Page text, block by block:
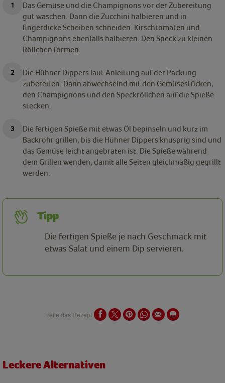
Das Gemüse und die Champignons vor der Zubereitung
gut waschen. Dann die Zucchini halbieren und in
fingerdicke Scheiben schneiden. Kirschtomaten und
Champignons ebenfalls halbieren. Den Speck zu kleinen
Röllchen formen.
Die Hühner Dippers laut Anleitung auf der Packung
zubereiten. Dann abwechselnd mit den Gemüsestücken,
den Champignons und den Speckröllchen auf die Spieße
stecken.
Die fertigen Spieße mit etwas Öl bepinseln und kurz im
Backrohr grillen, bis die Hühner Dippers knusprig sind und
das Gemüse leicht angebraten ist. Die Spieße während
dem Grillen wenden, damit alle Seiten gleichmäßig gegrillt
werden.
Tipp
Die fertigen Spieße je nach Geschmack mit
etwas Salat und einem Dip servieren.
Teile das Rezept
Leckere Alternativen